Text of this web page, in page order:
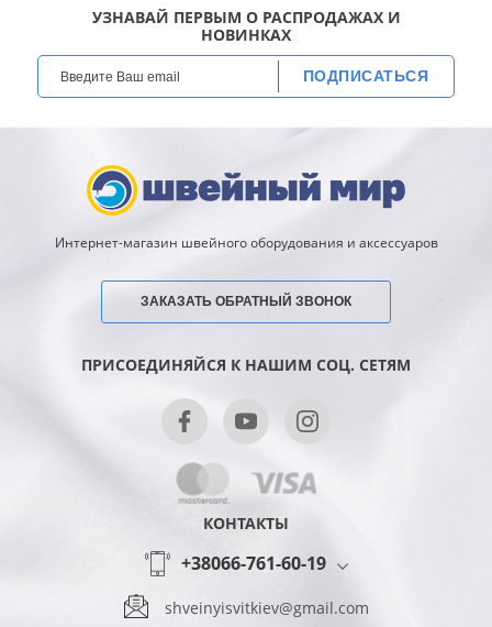
УЗНАВАЙ ПЕРВЫМ О РАСПРОДАЖАХ И
НОВИНКАХ
ПОДПИСАТЬСЯ
Интернет-магазин швейного оборудования и аксессуаров
ЗАКАЗАТЬ ОБРАТНЫЙ ЗВОНОК
ПРИСОЕДИНЯЙСЯ К НАШИМ СОЦ. СЕТЯМ
КОНТАКТЫ
+38066-761-60-19
shveinyisvitkiev@gmail.com